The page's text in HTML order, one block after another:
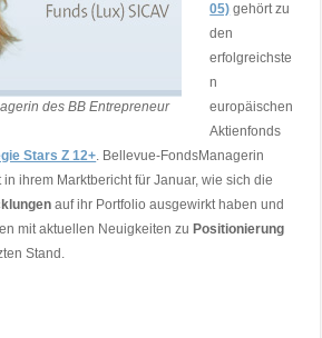
des BB Entrepreneur
05) gehört zu
den
erfolgreichste
n
europäischen
Aktienfonds
Stars Z 12+. Bellevue-FondsManagerin
in ihrem Marktbericht für Januar, wie sich die
auf ihr Portfolio ausgewirkt haben und
mit aktuellen Neuigkeiten zu Positionierung
Stand.